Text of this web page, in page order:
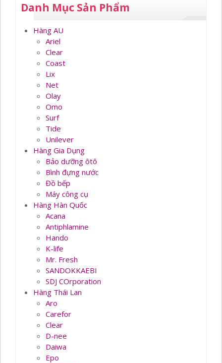
Danh Mục Sản Phẩm
Hàng AU
Ariel
Clear
Coast
Lix
Net
Olay
Omo
Surf
Tide
Unilever
Hàng Gia Dụng
Bảo dưỡng ôtô
Bình đựng nước
Đồ bếp
Máy công cụ
Hàng Hàn Quốc
Acana
Antiphlamine
Hando
K-life
Mr. Fresh
SANDOKKAEBI
SDJ COrporation
Hàng Thái Lan
Aro
Carefor
Clear
D-nee
Daiwa
Epo